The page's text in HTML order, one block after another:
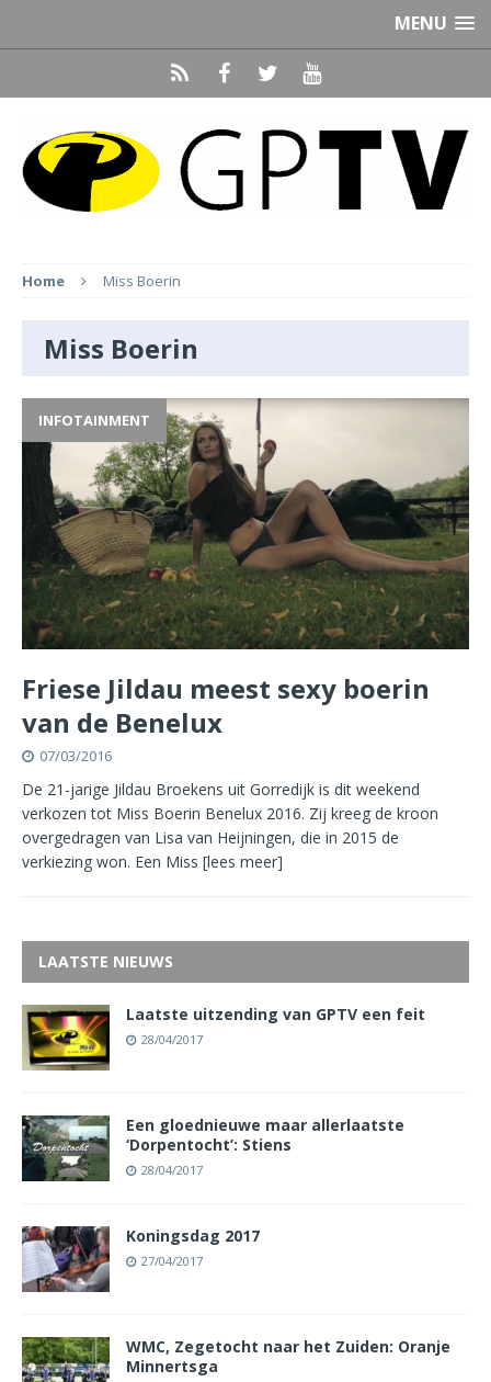
MENU
Home Miss Boerin
Miss Boerin
INFOTAINMENT
Friese Jildau meest sexy boerin
van de Benelux
07/03/2016
De 21-jarige Jildau Broekens uit Gorredijk is dit weekend
verkozen tot Miss Boerin Benelux 2016. Zij kreeg de kroon
overgedragen van Lisa van Heijningen, die in 2015 de
verkiezing won. Een Miss [lees meer]
LAATSTE NIEUWS
Laatste uitzending van GPTV een feit
28/04/2017
Een gloednieuwe maar allerlaatste
‘Dorpentocht’: Stiens
28/04/2017
Koningsdag 2017
27/04/2017
WMC, Zegetocht naar het Zuiden: Oranje
Minnertsga